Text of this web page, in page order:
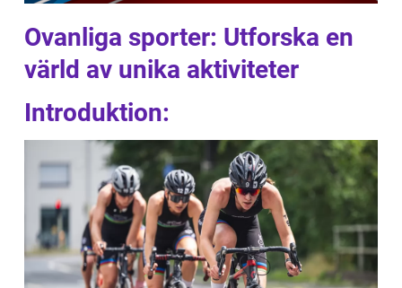
Ovanliga sporter: Utforska en
värld av unika aktiviteter
Introduktion: